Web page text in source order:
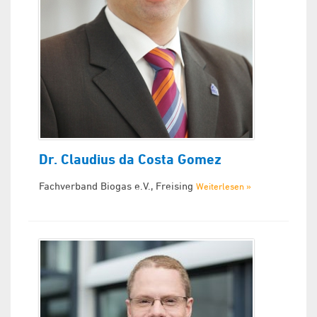
Dr. Claudius da Costa Gomez
Fachverband Biogas e.V., Freising Weiterlesen »